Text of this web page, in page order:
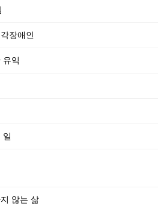
장애인
익
않는 삶